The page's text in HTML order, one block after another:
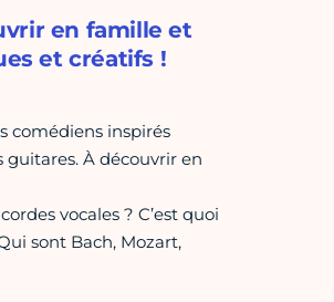
en famille et
et créatifs !
comédiens inspirés
À découvrir en
vocales ? C’est quoi
sont Bach, Mozart,